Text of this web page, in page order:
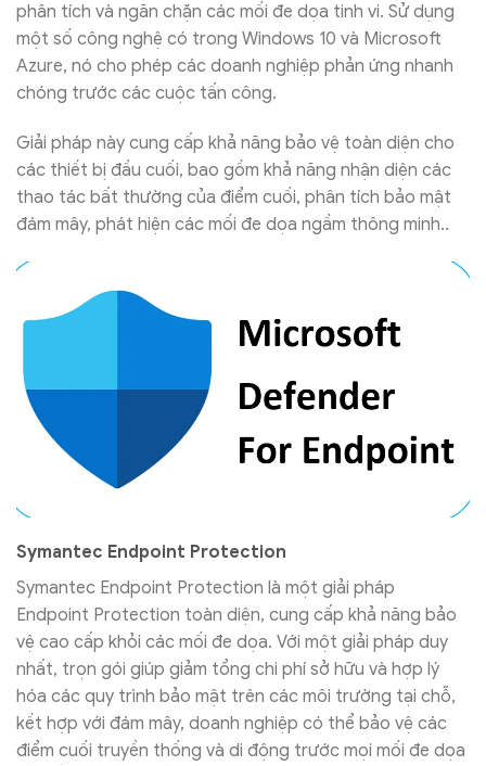
phân tích và ngăn chặn các mối đe dọa tinh vi. Sử dụng
một số công nghệ có trong Windows 10 và Microsoft
Azure, nó cho phép các doanh nghiệp phản ứng nhanh
chóng trước các cuộc tấn công.
Giải pháp này cung cấp khả năng bảo vệ toàn diện cho
các thiết bị đầu cuối, bao gồm khả năng nhận diện các
thao tác bất thường của điểm cuối, phân tích bảo mật
đám mây, phát hiện các mối đe dọa ngầm thông minh..
Symantec Endpoint Protection
Symantec Endpoint Protection là một giải pháp
Endpoint Protection toàn diện, cung cấp khả năng bảo
vệ cao cấp khỏi các mối đe dọa. Với một giải pháp duy
nhất, trọn gói giúp giảm tổng chi phí sở hữu và hợp lý
hóa các quy trình bảo mật trên các môi trường tại chỗ,
kết hợp với đám mây, doanh nghiệp có thể bảo vệ các
điểm cuối truyền thống và di động trước mọi mối đe dọa